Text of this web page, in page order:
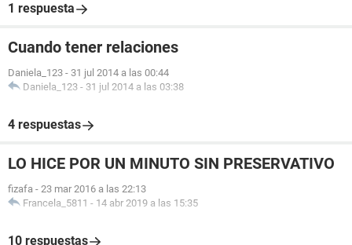
1 respuesta
Cuando tener relaciones
Daniela_123 - 31 jul 2014 a las 00:44
Daniela_123 - 31 jul 2014 a las 03:38
4 respuestas
LO HICE POR UN MINUTO SIN PRESERVATIVO
fizafa - 23 mar 2016 a las 22:13
Francela_5811 - 14 abr 2019 a las 15:35
10 respuestas